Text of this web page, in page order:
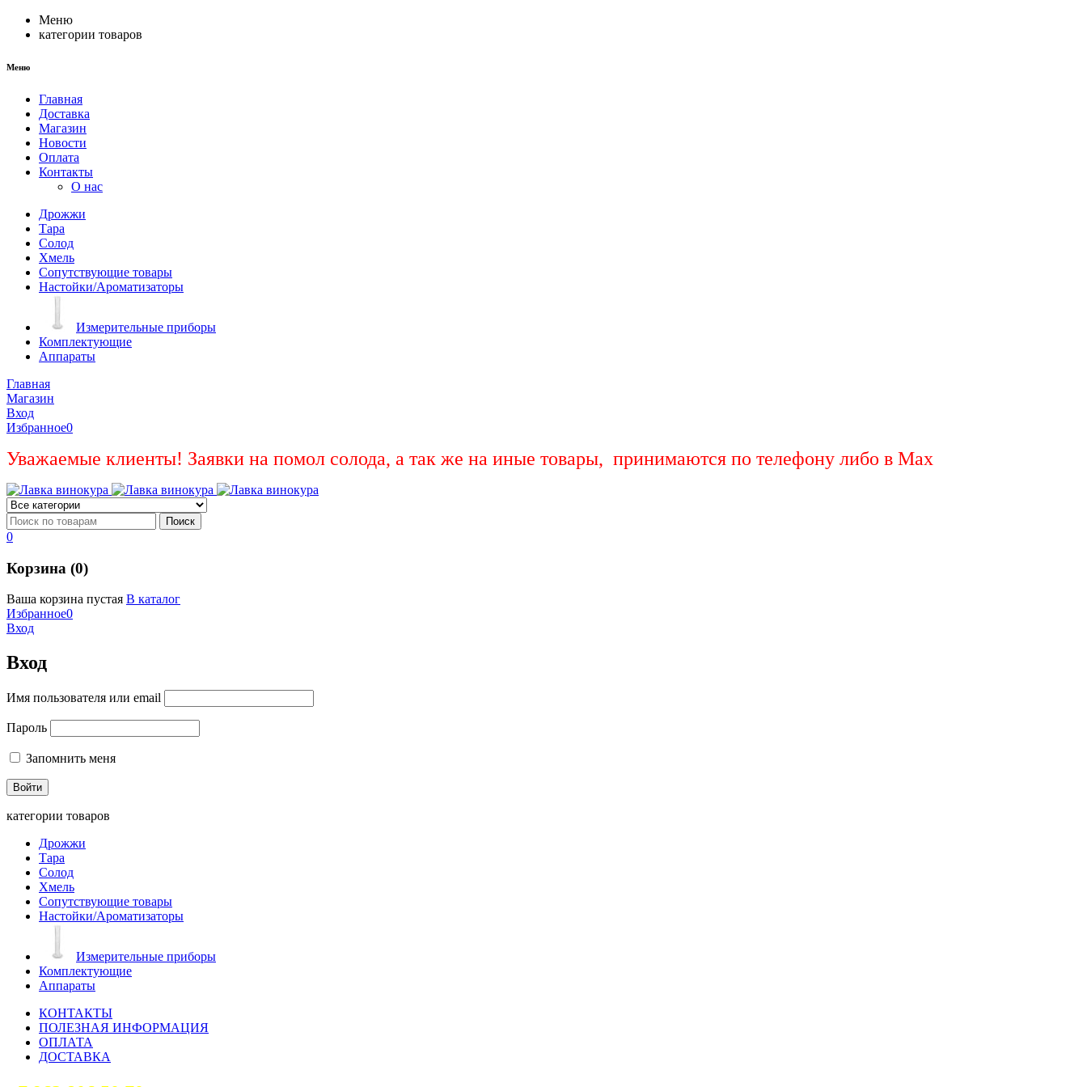
Меню
категории товаров
Меню
Главная
Доставка
Магазин
Новости
Оплата
Контакты
О нас
Дрожжи
Тара
Солод
Хмель
Сопутствующие товары
Настойки/Ароматизаторы
Измерительные приборы
Комплектующие
Аппараты
Главная
Магазин
Вход
Избранное0
Уважаемые клиенты! Заявки на помол солода, а так же на иные товары, принимаются по телефону либо в Max
0
Корзина (0)
Ваша корзина пустая В каталог
Избранное0
Вход
Вход
Имя пользователя или email
Пароль
Запомнить меня
категории товаров
Дрожжи
Тара
Солод
Хмель
Сопутствующие товары
Настойки/Ароматизаторы
Измерительные приборы
Комплектующие
Аппараты
КОНТАКТЫ
ПОЛЕЗНАЯ ИНФОРМАЦИЯ
ОПЛАТА
ДОСТАВКА